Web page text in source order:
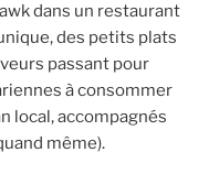
dans un restaurant
des petits plats
passant pour
à consommer
local, accompagnés
même).